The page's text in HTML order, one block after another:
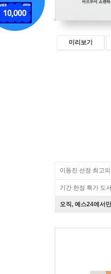
미리보기
이동진 선정 최고의
기간 한정 특가 도서
오직, 예스24에서만